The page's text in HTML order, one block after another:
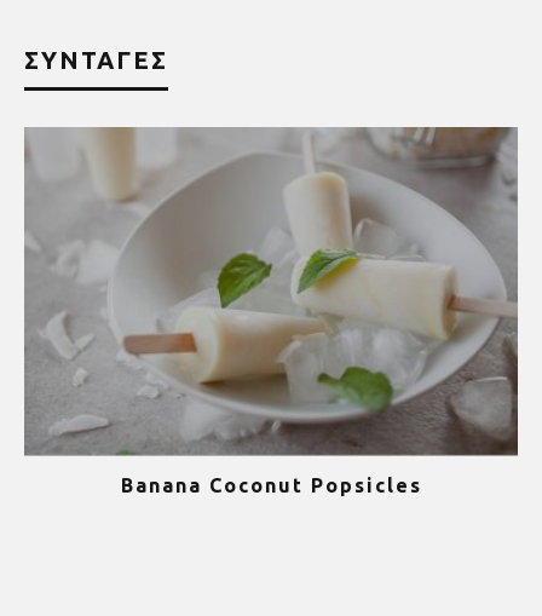
ΣΥΝΤΑΓΕΣ
Banana Coconut Popsicles